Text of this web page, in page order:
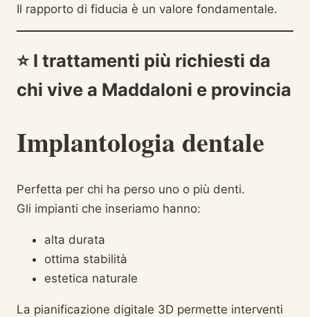
Il rapporto di fiducia è un valore fondamentale.
⭐I trattamenti più richiesti da
chi vive a Maddaloni e provincia
Implantologia dentale
Perfetta per chi ha perso uno o più denti.
Gli impianti che inseriamo hanno:
alta durata
ottima stabilità
estetica naturale
La pianificazione digitale 3D permette interventi